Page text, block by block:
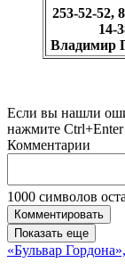
253-52-52,
14-
Владимир
Если вы нашли
нажмите Ctrl+Enter
Комментарии
1000 символов
Комментировать
Показать еще
«Бульвар